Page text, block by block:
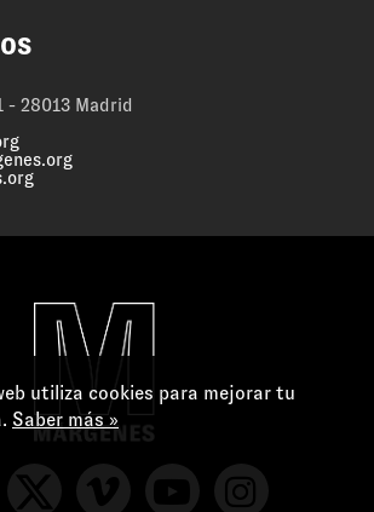
- 28013 Madrid
utiliza cookies para mejorar tu
Saber más »